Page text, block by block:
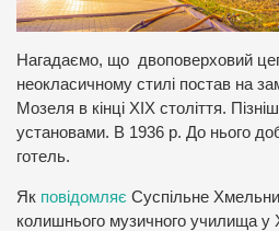
Нагадаємо, що двоповерховий
неокласичному стилі постав на
Мозеля в кінці XIX століття.
установами. В 1936 р. До нього
готель.
Як повідомляє Суспільне
колишнього музичного училища у